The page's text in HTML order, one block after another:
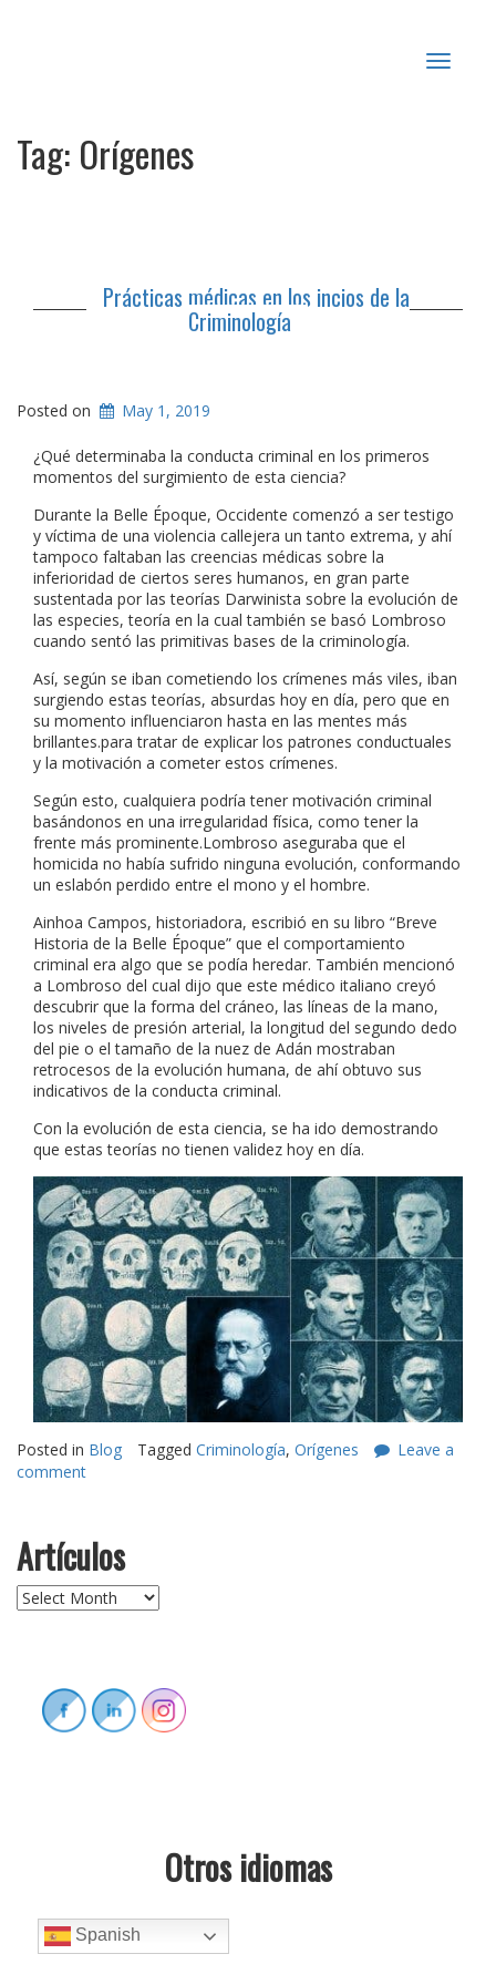
Toggle
Tag: Orígenes
Prácticas médicas en los incios de la
Criminología
Posted on May 1, 2019
¿Qué determinaba la conducta criminal en los primeros
momentos del surgimiento de esta ciencia?
Durante la Belle Époque, Occidente comenzó a ser testigo
y víctima de una violencia callejera un tanto extrema, y ahí
tampoco faltaban las creencias médicas sobre la
inferioridad de ciertos seres humanos, en gran parte
sustentada por las teorías Darwinista sobre la evolución de
las especies, teoría en la cual también se basó Lombroso
cuando sentó las primitivas bases de la criminología.
Así, según se iban cometiendo los crímenes más viles, iban
surgiendo estas teorías, absurdas hoy en día, pero que en
su momento influenciaron hasta en las mentes más
brillantes.para tratar de explicar los patrones conductuales
y la motivación a cometer estos crímenes.
Según esto, cualquiera podría tener motivación criminal
basándonos en una irregularidad física, como tener la
frente más prominente.Lombroso aseguraba que el
homicida no había sufrido ninguna evolución, conformando
un eslabón perdido entre el mono y el hombre.
Ainhoa Campos, historiadora, escribió en su libro “Breve
Historia de la Belle Époque” que el comportamiento
criminal era algo que se podía heredar. También mencionó
a Lombroso del cual dijo que este médico italiano creyó
descubrir que la forma del cráneo, las líneas de la mano,
los niveles de presión arterial, la longitud del segundo dedo
del pie o el tamaño de la nuez de Adán mostraban
retrocesos de la evolución humana, de ahí obtuvo sus
indicativos de la conducta criminal.
Con la evolución de esta ciencia, se ha ido demostrando
que estas teorías no tienen validez hoy en día.
Posted in Blog Tagged Criminología, Orígenes
Leave a
comment
Artículos
Artículos
Otros idiomas
Spanish